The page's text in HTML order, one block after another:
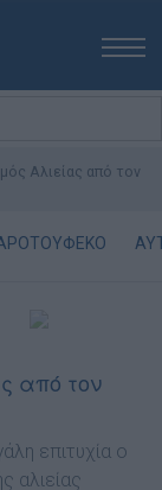
Αλιείας από τον
από τον
επιτυχία ο
αλιείας